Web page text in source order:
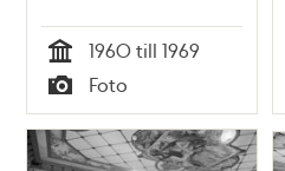
Tid
1960 till 1969
Typ
Foto